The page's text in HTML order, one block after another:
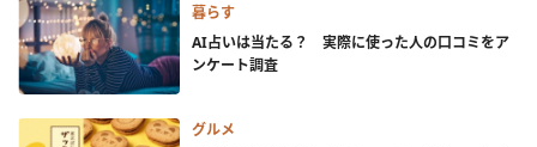
暮らす
AI占いは当たる？ 実際に使った人の口コミをア
ンケート調査
グルメ